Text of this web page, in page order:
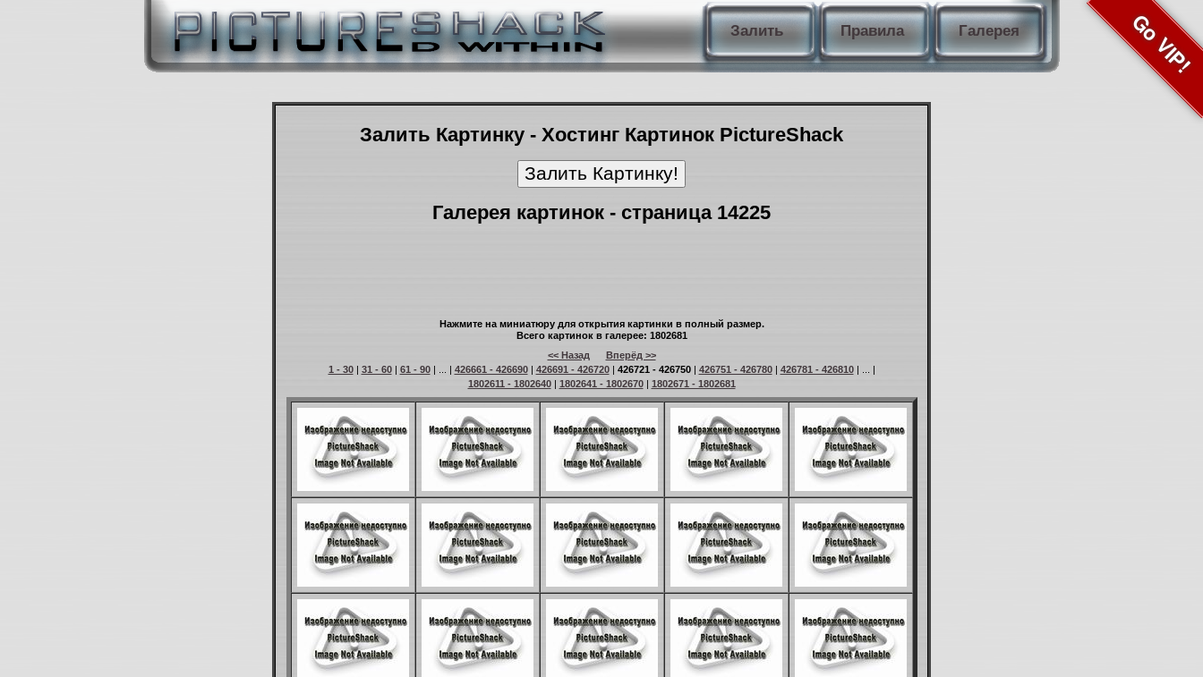
Залить Правила Галерея Go VIP!
Залить Картинку - Хостинг Картинок PictureShack
Галерея картинок - страница 14225
Нажмите на миниатюру для открытия картинки в полный размер.
Всего картинок в галерее: 1802681
<< Назад
Вперёд >>
1 - 30| 31 - 60| 61 - 90| ... | 426661 - 426690| 426691 - 426720| 426721 - 426750| 426751 - 426780| 426781 - 426810| ... |
1802611 - 1802640| 1802641 - 1802670| 1802671 - 1802681